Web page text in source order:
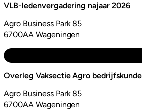
VLB-ledenvergadering najaar 2026
Agro Business Park 85
6700AA Wageningen
Overleg Vaksectie Agro bedrijfskunde
Agro Business Park 85
6700AA Wageningen